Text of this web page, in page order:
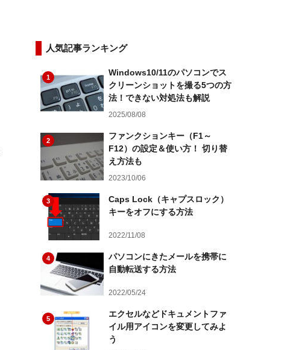
人気記事ランキング
1
Windows10/11のパソコンでス
クリーンショットを撮る5つの方
法！できない対処法も解説
2025/08/08
2
ファンクションキー（F1～
F12）の設定＆使い方！ 切り替
え方法も
2023/10/06
3
Caps Lock（キャプスロック）
キーをオフにする方法
2022/11/08
4
パソコンにきたメールを携帯に
自動転送する方法
2022/05/24
5
エクセルなどドキュメントファ
イル用アイコンを変更してみよ
う